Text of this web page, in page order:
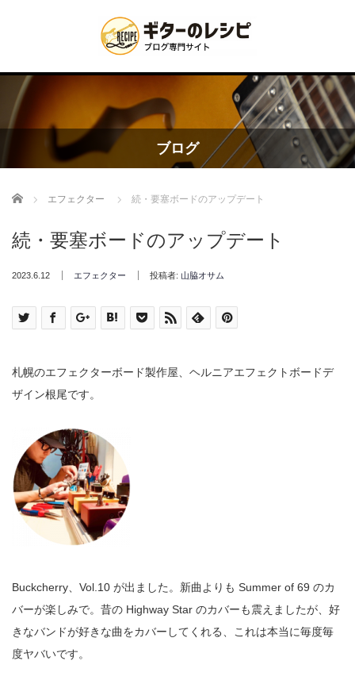
ブログ
Home エフェクター 続・要塞ボードのアップデート
続・要塞ボードのアップデート
2023.6.12 エフェクター 投稿者: 山脇オサム
札幌のエフェクターボード製作屋、ヘルニアエフェクトボードデ
ザイン根尾です。
Buckcherry、Vol.10 が出ました。新曲よりも Summer of 69 のカ
バーが楽しみで。昔の Highway Star のカバーも震えましたが、好
きなバンドが好きな曲をカバーしてくれる、これは本当に毎度毎
度ヤバいです。